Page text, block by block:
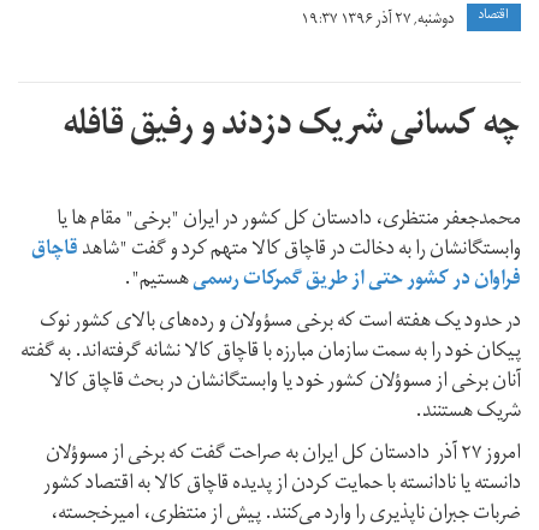
اقتصاد دوشنبه, ۲۷ آذر ۱۳۹۶ ۱۹:۳۷
چه کسانی شریک دزدند و رفیق قافله
محمدجعفر منتظری، دادستان کل کشور در ایران "برخی" مقام ها یا
وابستگانشان را به دخالت در قاچاق کالا متهم کرد و گفت "شاهدقاچاق
فراوان در کشور حتی از طریق گمرکات رسمیهستیم".
در حدود یک هفته است که برخی مسؤولان و رده‌های بالای کشور نوک
پیکان خود را به سمت سازمان مبارزه با قاچاق کالا نشانه گرفته‌اند. به گفته
آنان برخی از مسوؤلان کشور خود یا وابستگانشان در بحث قاچاق کالا
شریک هستنند.
امروز ۲۷ آذر دادستان کل ایران به صراحت گفت که برخی از مسوؤلان
دانسته یا نادانسته با حمایت کردن از پدیده قاچاق کالا به اقتصاد کشور
ضربات جبران ناپذیری را وارد می‌کنند. پیش از منتظری، امیرخجسته،